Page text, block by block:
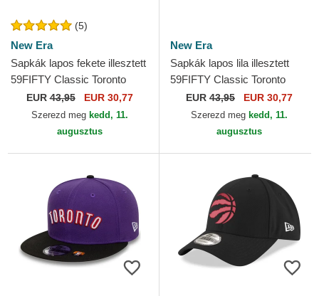
(5)
New Era
Sapkák lapos fekete illesztett
59FIFTY Classic Toronto
Raptors NBA New Era
EUR43,95 EUR 30,77
Szerezd meg kedd, 11.
augusztus
New Era
Sapkák lapos lila illesztett
59FIFTY Classic Toronto
Raptors NBA New Era
EUR 43,95 EUR 30,77
Szerezd meg kedd, 11.
augusztus